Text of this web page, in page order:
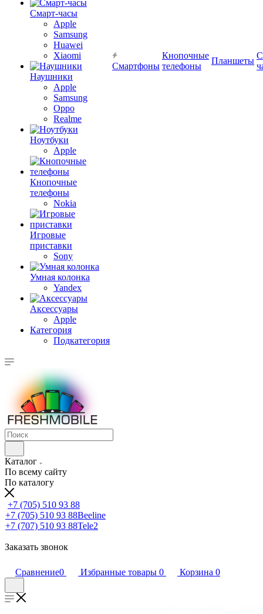
Смарт-часы
Apple
Samsung
Huawei
Xiaomi
Наушники
Apple
Samsung
Oppo
Realme
Ноутбуки
Apple
Кнопочные
телефоны
Nokia
Игровые
приставки
Sony
Умная колонка
Yandex
Аксессуары
Apple
Категория
Подкатегория
Смартфоны
Кнопочные
телефоны
Планшеты
Каталог
По всему сайту
По каталогу
+7 (705) 510 93 88
+7 (705) 510 93 88Beeline
+7 (707) 510 93 88Tele2
Заказать звонок
Сравнение0 Избранные товары 0 Корзина 0